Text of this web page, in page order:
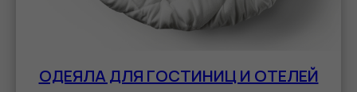
ОДЕЯЛА ДЛЯ ГОСТИНИЦ И ОТЕЛЕЙ